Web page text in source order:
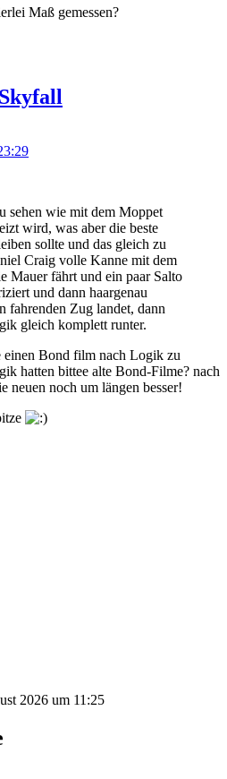
Maß gemessen?
sehen wie mit dem Moppet
wird, was aber die beste
sollte und das gleich zu
Craig volle Kanne mit dem
Mauer fährt und ein paar Salto
und dann haargenau
fahrenden Zug landet, dann
gleich komplett runter.
einen Bond film nach Logik zu
hatten bittee alte Bond-Filme? nach
neuen noch um längen besser!
2026 um 11:25